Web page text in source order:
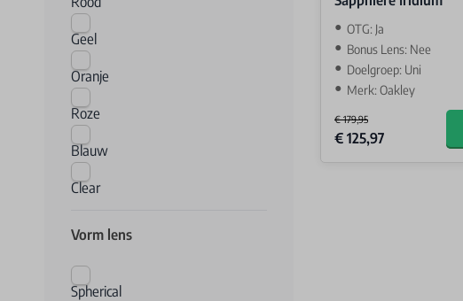
Geel
Oranje
Roze
Blauw
Clear
Vorm lens
Spherical
OTG: Ja
Bonus Lens: Nee
Doelgroep: Uni
Merk: Oakley
€ 179,95
Special Price
€ 125,97